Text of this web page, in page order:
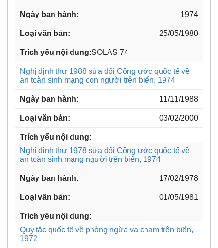
1974
25/05/1980
SOLAS 74
Nghị định thư 1988 sửa đổi Công ước quốc tế về
an toàn sinh mạng con người trên biển, 1974
11/11/1988
03/02/2000
Nghị định thư 1978 sửa đổi Công ước quốc tế về
an toàn sinh mạng người trên biển, 1974
17/02/1978
01/05/1981
Quy tắc quốc tế về phòng ngừa va chạm trên biển,
1972